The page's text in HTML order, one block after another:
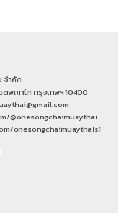
จำกัด
ตพญาไท กรุงเทพฯ 10400
@onesongchaimuaythai
onesongchaimuaythais1